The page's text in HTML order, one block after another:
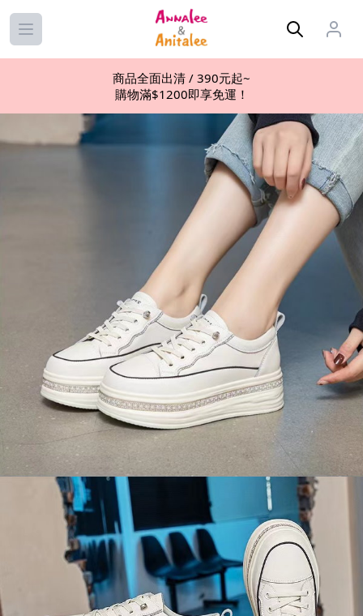
Open main menu
商品全面出清 / 390元起~
購物滿$1200即享免運！